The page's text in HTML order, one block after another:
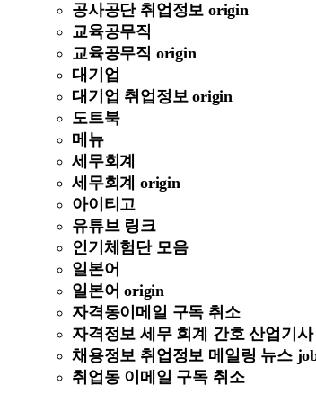
공사공단 취업정보 origin
교육공무직
교육공무직 origin
대기업
대기업 취업정보 origin
도트북
메뉴
세무회계
세무회계 origin
아이티고
유튜브 링크
인기체험단 모음
일본어
일본어 origin
자격동이메일 구독 취소
자격정보 세무 회계 간호 산업기
채용정보 취업정보 메일링 뉴스
취업동 이메일 구독 취소